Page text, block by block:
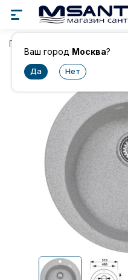
Ваш город Москва?
Главная